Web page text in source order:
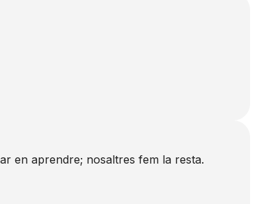
en aprendre; nosaltres fem la resta.